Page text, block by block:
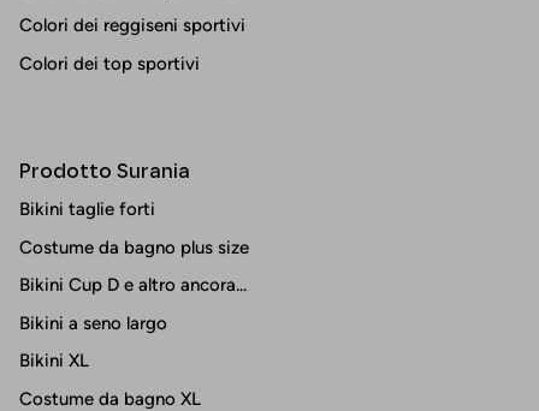
Colori dei reggiseni sportivi
Colori dei top sportivi
Prodotto Surania
Bikini taglie forti
Costume da bagno plus size
Bikini Cup D e altro ancora...
Bikini a seno largo
Bikini XL
Costume da bagno XL